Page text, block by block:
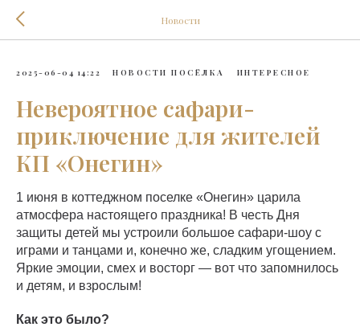
Новости
2025-06-04 14:22 НОВОСТИ ПОСЁЛКА ИНТЕРЕСНОЕ
Невероятное сафари-
приключение для жителей
КП «Онегин»
1 июня в коттеджном поселке «Онегин» царила
атмосфера настоящего праздника! В честь Дня
защиты детей мы устроили большое сафари-шоу с
играми и танцами и, конечно же, сладким угощением.
Яркие эмоции, смех и восторг — вот что запомнилось
и детям, и взрослым!
Как это было?